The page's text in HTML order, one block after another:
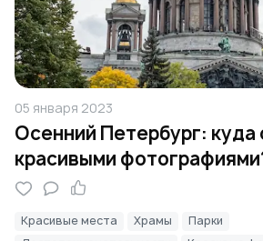
05 января 2023
Осенний Петербург: куда
красивыми
Красивые места Храмы
Парки